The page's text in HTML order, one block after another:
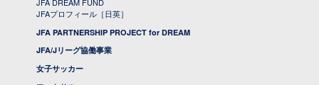
JFAプロフィール［日英］
JFA PARTNERSHIP PROJECT for DREAM
JFA/Jリーグ協働事業
女子サッカー